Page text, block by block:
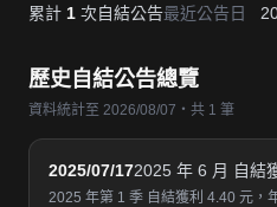
累計 1 次自結公告最近公告日
歷史自結公告總覽
資料統計至 2026/08/07・共 1 筆
2025/07/172025 年 6 月 自結
2025 年第 1 季 自結獲利 4.40 元，